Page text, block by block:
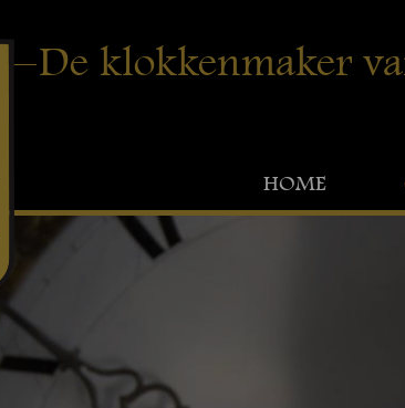
De klokkenmaker
HOME